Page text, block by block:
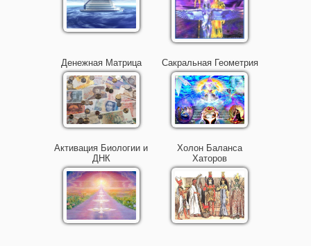
Денежная Матрица Сакральная Геометрия
Активация Биологии и
ДНК
Холон Баланса
Хаторов